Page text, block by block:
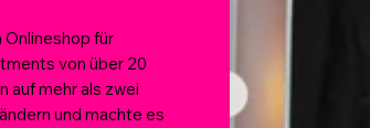
Onlineshop für
von über 20
auf mehr als zwei
und machte es